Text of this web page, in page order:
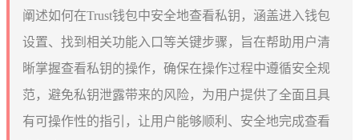
阐述如何在Trust钱包中安全地查看私钥，涵盖进入钱包
设置、找到相关功能入口等关键步骤，旨在帮助用户清
晰掌握查看私钥的操作，确保在操作过程中遵循安全规
范，避免私钥泄露带来的风险，为用户提供了全面且具
有可操作性的指引，让用户能够顺利、安全地完成查看